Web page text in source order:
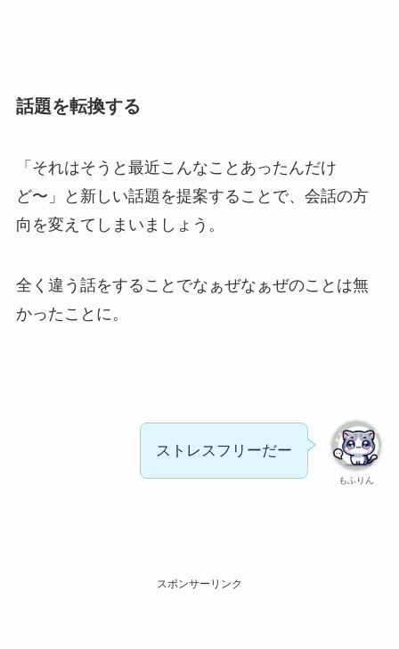
話題を転換する
「それはそうと最近こんなことあったんだけ
ど〜」と新しい話題を提案することで、会話の方
向を変えてしまいましょう。
全く違う話をすることでなぁぜなぁぜのことは無
かったことに。
もふりん
ストレスフリーだー
スポンサーリンク